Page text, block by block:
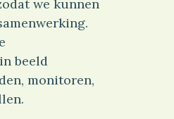
we kunnen
beeld
monitoren,